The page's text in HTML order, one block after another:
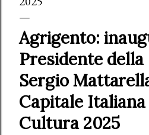
Agrigento:
Presidente della
Sergio
Capitale Italiana
Cultura2025